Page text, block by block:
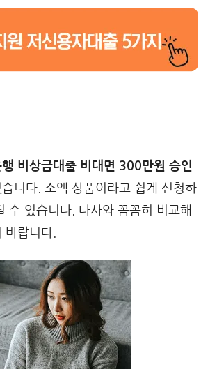
비상금대출 비대면 300만원 승인
니다. 소액 상품이라고 쉽게 신청하
수 있습니다. 타사와 꼼꼼히 비교해
바랍니다.